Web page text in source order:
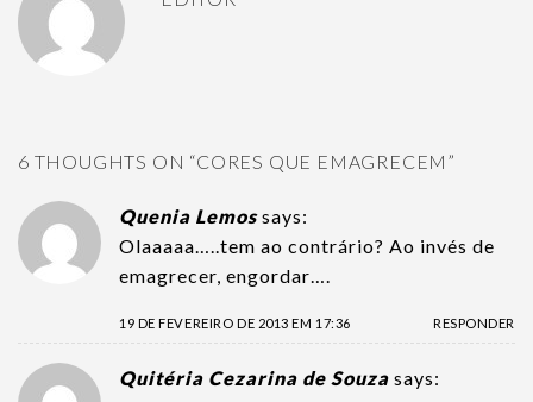
6 THOUGHTS ON “CORES QUE EMAGRECEM ”
Quenia Lemos says:
Olaaaaa…..tem ao contrário? Ao invés de
emagrecer, engordar….
19 DE FEVEREIRO DE 2013 EM 17:36 RESPONDER
Quitéria Cezarina de Souza says: